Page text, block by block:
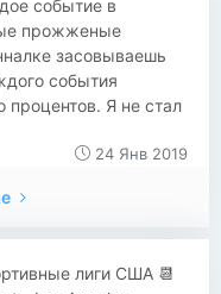
событие в
прожженые
засовываешь
события
процентов. Я не стал
24 Янв 2019
лиги США 📆